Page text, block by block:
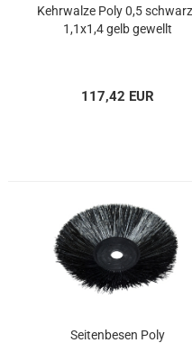
Kehrwalze Poly 0,5
1,1x1,4 gelb gewellt
117,42 EUR
Seitenbesen Poly